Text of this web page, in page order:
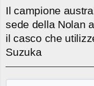
Il campione
sede della Nolan
il casco che
Suzuka